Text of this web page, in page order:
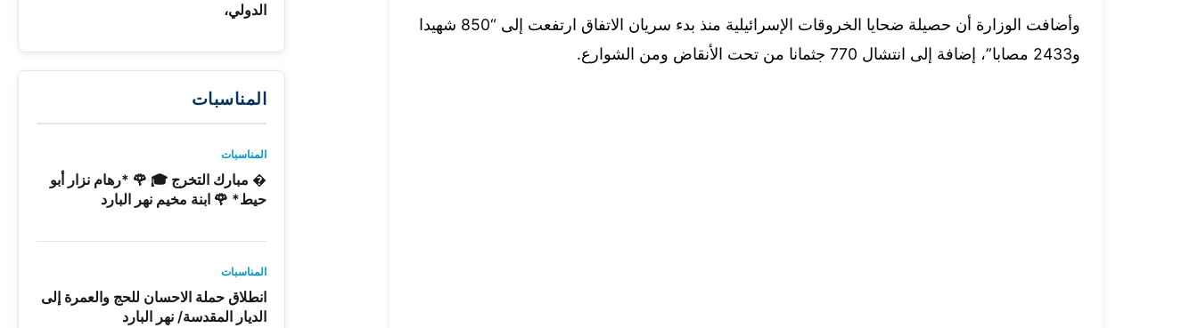
وأضافت الوزارة أن حصيلة ضحايا الخروقات الإسرائيلية منذ بدء سريان الاتفاق ارتفعت إلى “850 شهيدا
و2433 مصابا”، إضافة إلى انتشال 770 جثمانا من تحت الأنقاض ومن الشوارع.
الدولي،
المناسبات
المناسبات
� مبارك التخرج 🎓 🌹 *رهام نزار أبو
حيط* 🌹 ابنة مخيم نهر البارد
المناسبات
انطلاق حملة الاحسان للحج والعمرة إلى
الديار المقدسة/ نهر البارد